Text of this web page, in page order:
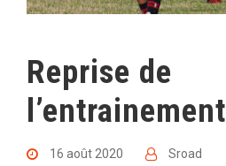
Reprise de
l’entrainement
16 août 2020
Sroad